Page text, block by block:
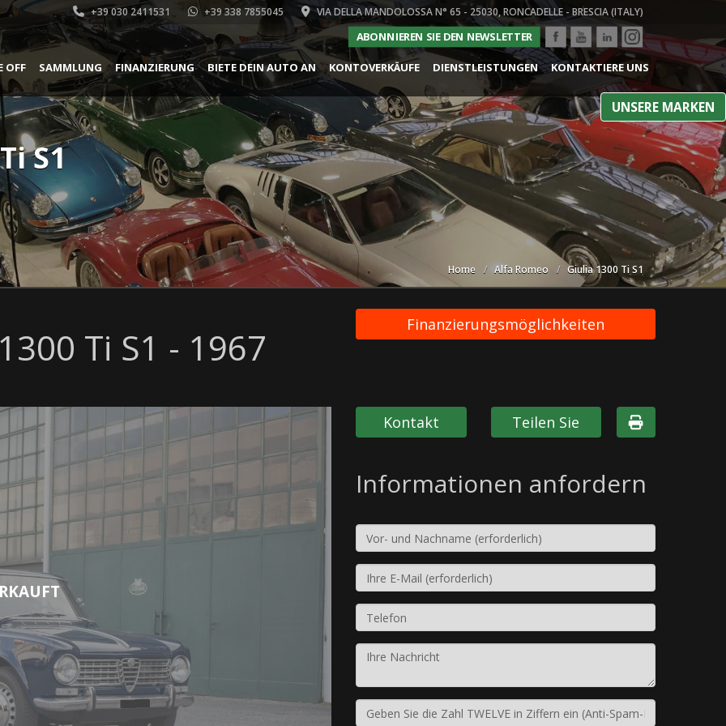
+39 030 2411531 +39 338 7855045 VIA DELLA MANDOLOSSA N° 65 - 25030, RONCADELLE - BRESCIA (ITALY)
ABONNIEREN SIE DEN NEWSLETTER
UNSERE MARKEN
OFF SAMMLUNG FINANZIERUNG BIETE DEIN AUTO AN KONTOVERKÄUFE DIENSTLEISTUNGEN KONTAKTIERE UNS
S1
Home Alfa Romeo Giulia 1300 Ti S1
Ti S1 - 1967 Finanzierungsmöglichkeiten
Kontakt Teilen Sie
Informationen anfordern